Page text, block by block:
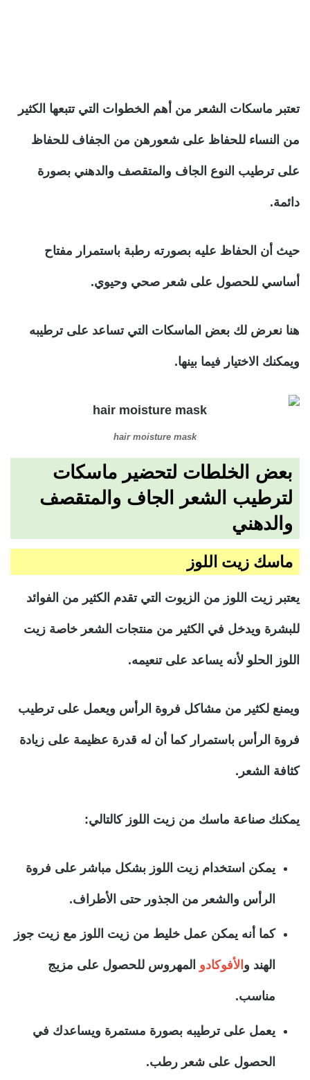
تعتبر ماسكات الشعر من أهم الخطوات التي تتبعها الكثير
من النساء للحفاظ على شعورهن من الجفاف للحفاظ
على ترطيب النوع الجاف والمتقصف والدهني بصورة
دائمة.
حيث أن الحفاظ عليه بصورته رطبة باستمرار مفتاح
أساسي للحصول على شعر صحي وحيوي.
هنا نعرض لك بعض الماسكات التي تساعد على ترطيبه
ويمكنك الاختيار فيما بينها.
hair moisture mask
بعض الخلطات لتحضير ماسكات
لترطيب الشعر الجاف والمتقصف
والدهني
ماسك زيت اللوز
يعتبر زيت اللوز من الزيوت التي تقدم الكثير من الفوائد
للبشرة ويدخل في الكثير من منتجات الشعر خاصة زيت
اللوز الحلو لأنه يساعد على تنعيمه.
ويمنع لكثير من مشاكل فروة الرأس ويعمل على ترطيب
فروة الرأس باستمرار كما أن له قدرة عظيمة على زيادة
كثافة الشعر.
يمكنك صناعة ماسك من زيت اللوز كالتالي:
يمكن استخدام زيت اللوز بشكل مباشر على فروة
الرأس والشعر من الجذور حتى الأطراف.
كما أنه يمكن عمل خليط من زيت اللوز مع زيت جوز
الهند و الأفوكادو المهروس للحصول على مزيج
مناسب.
يعمل على ترطيبه بصورة مستمرة ويساعدك في
الحصول على شعر رطب.